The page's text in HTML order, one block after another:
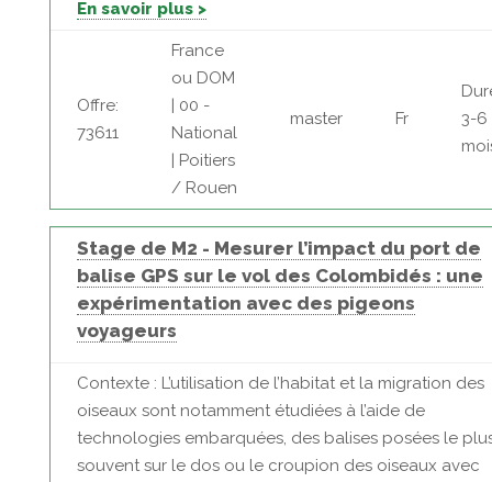
En savoir plus >
Offre:
73611
France
ou DOM
| 00 -
National
| Poitiers
/ Rouen
master Fr
3-6
Stage de M2 - Mesurer l’impact du port de
balise GPS sur le vol des Colombidés : une
expérimentation avec des pigeons
voyageurs
Contexte : L’utilisation de l’habitat et la migration des
oiseaux sont notamment étudiées à l’aide de
technologies embarquées, des balises posées le
souvent sur le dos ou le croupion des oiseaux avec